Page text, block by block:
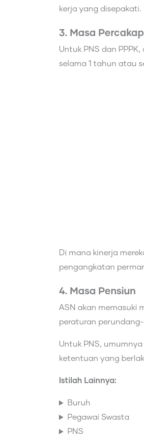
kerja yang disepakati.
3. Masa
Untuk PNS dan
selama 1 tahun atau
Di mana kinerja
pengangkatan
4. Masa Pensiun
ASN akan memasuki
peraturan
Untuk PNS,
ketentuan yang
Istilah Lainnya:
Buruh
Pegawai Swasta
PNS